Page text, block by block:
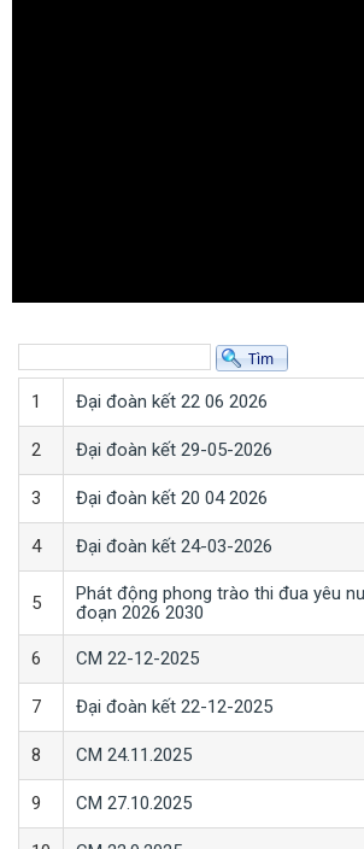
1 Đại đoàn kết 22 06 2026
2 Đại đoàn kết 29-05-2026
3 Đại đoàn kết 20 04 2026
4 Đại đoàn kết 24-03-2026
5
Phát động phong trào thi đua yêu
đoạn 2026 2030
6 CM 22-12-2025
7 Đại đoàn kết 22-12-2025
8 CM 24.11.2025
9 CM 27.10.2025